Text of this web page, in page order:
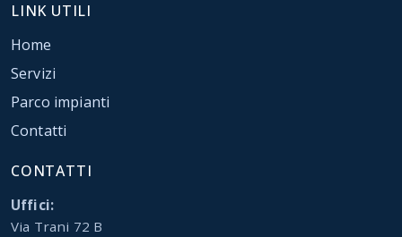
LINK UTILI
Home
Servizi
Parco impianti
Contatti
CONTATTI
Uffici:
Via Trani 72 B